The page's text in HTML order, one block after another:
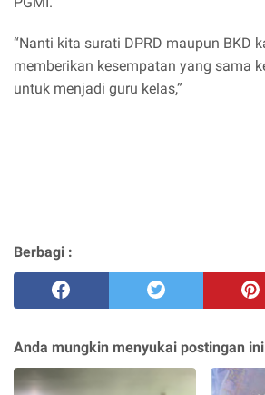
“Nanti kita surati DPRD maupun BKD
memberikan kesempatan yang sama
untuk menjadi guru kelas,”
Berbagi :
Anda mungkin menyukai postingan